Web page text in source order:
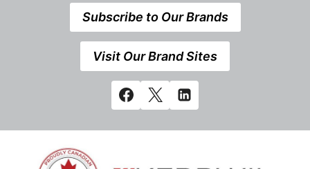
Subscribe to Our Brands
Visit Our Brand Sites